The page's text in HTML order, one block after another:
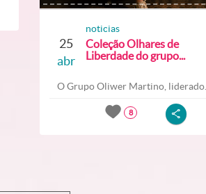
25
abr
noticias
Coleção Olhares de
Liberdade do grupo...
O Grupo Oliwer Martino, liderado...
8